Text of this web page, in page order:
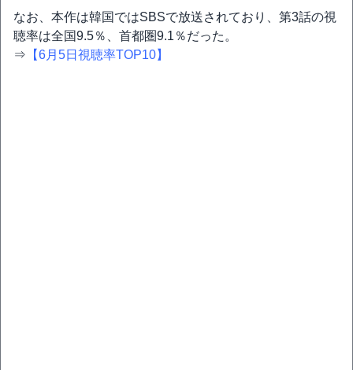
なお、本作は韓国ではSBSで放送されており、第3話の視
聴率は全国9.5％、首都圏9.1％だった。
⇒ 【6月5日視聴率TOP10】